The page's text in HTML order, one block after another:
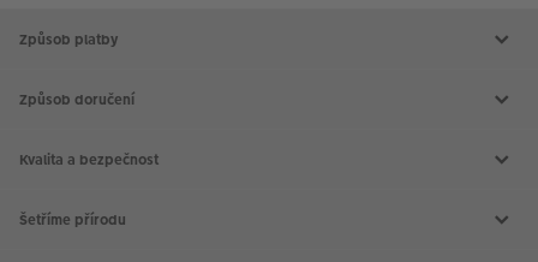
Způsob platby
Způsob doručení
Kvalita a bezpečnost
Šetříme přírodu